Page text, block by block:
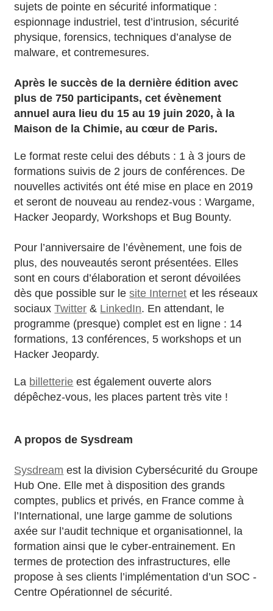
sujets de pointe en sécurité informatique :
espionnage industriel, test d’intrusion, sécurité
physique, forensics, techniques d’analyse de
malware, et contremesures.
Après le succès de la dernière édition avec
plus de 750 participants, cet évènement
annuel aura lieu du 15 au 19 juin 2020, à la
Maison de la Chimie, au cœur de Paris.
Le format reste celui des débuts : 1 à 3 jours de
formations suivis de 2 jours de conférences. De
nouvelles activités ont été mise en place en 2019
et seront de nouveau au rendez-vous : Wargame,
Hacker Jeopardy, Workshops et Bug Bounty.
Pour l’anniversaire de l’évènement, une fois de
plus, des nouveautés seront présentées. Elles
sont en cours d’élaboration et seront dévoilées
dès que possible sur lesite Internet et les réseaux
sociauxTwitter & LinkedIn. En attendant, le
programme (presque) complet est en ligne : 14
formations, 13 conférences, 5 workshops et un
Hacker Jeopardy.
La billetterie est également ouverte alors
dépêchez-vous, les places partent très vite !
A propos de Sysdream
Sysdream est la division Cybersécurité du Groupe
Hub One. Elle met à disposition des grands
comptes, publics et privés, en France comme à
l’International, une large gamme de solutions
axée sur l’audit technique et organisationnel, la
formation ainsi que le cyber-entrainement. En
termes de protection des infrastructures, elle
propose à ses clients l’implémentation d’un SOC -
Centre Opérationnel de sécurité.